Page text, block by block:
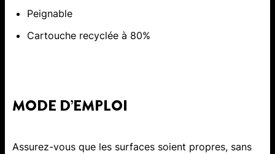
Peignable
Cartouche recyclée à 80%
MODE D’EMPLOI
Assurez-vous que les surfaces soient propres, sans